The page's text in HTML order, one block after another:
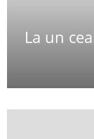
La un